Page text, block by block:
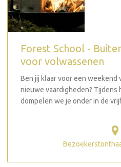
Forest School -
voor volwassenen
Ben jij klaar voor een weekend
nieuwe vaardigheden?
dompelen we je onder in de